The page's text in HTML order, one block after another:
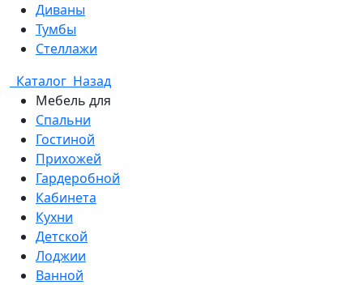
Диваны
Тумбы
Стеллажи
Каталог Назад
Мебель для
Спальни
Гостиной
Прихожей
Гардеробной
Кабинета
Кухни
Детской
Лоджии
Ванной